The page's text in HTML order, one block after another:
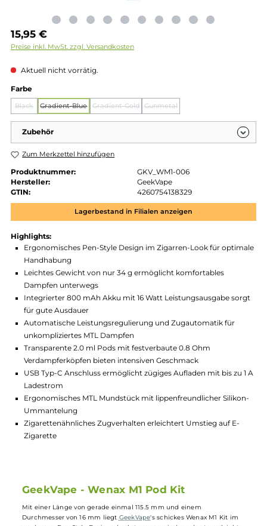
15,95 €
Aktuell nicht vorrätig.
Farbeauswählen
(Diese Option ist zurzeit nicht verfügbar.)
(Diese Option ist zurzeit nicht verfügbar.)
Zubehör
Zum Merkzettel hinzufügen
Produktnummer:
GKV_WM1-006
Hersteller:
GTIN:
4260754138329
Highlights:
Ergonomisches Pen-Style Design im Zigarren-Look für
Handhabung
Leichtes Gewicht von nur 34 g ermöglicht komfortables
Dampfen unterwegs
Integrierter 800 mAh Akku mit 16 Watt Leistungsausgabe
für gute Ausdauer
Automatische Leistungsregulierung und Zugautomatik für
unkompliziertes MTL Dampfen
Transparente 2.0 ml Pods mit festverbaute 0.8 Ohm
Verdampferköpfen bieten intensiven Geschmack
Ummantelung
Zigarette